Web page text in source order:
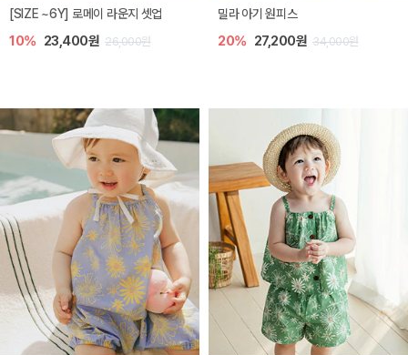
엘리오 아기 블라우스
20% 21,600원 27,000원
엘로디 니트 아기 뷔스티에
20% 21,600원 27,000원